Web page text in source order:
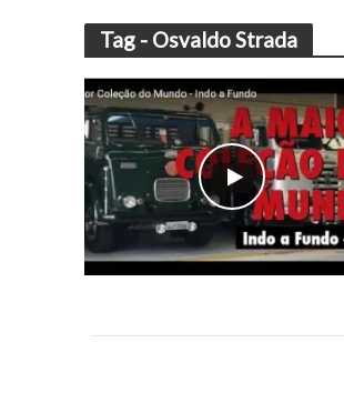
Tag - Osvaldo Strada